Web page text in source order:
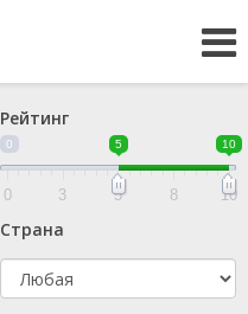
Рейтинг
0 5 10
0 3 5 8 10
Страна